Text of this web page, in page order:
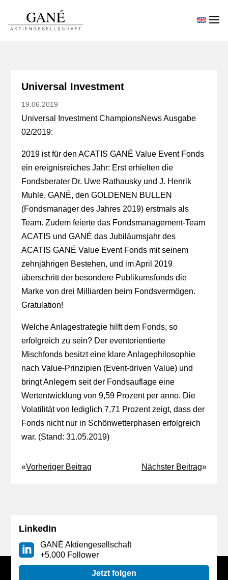
Universal Investment
19.06.2019
Universal Investment ChampionsNews Ausgabe
02/2019:
2019 ist für den ACATIS GANÉ Value Event Fonds
ein ereignisreiches Jahr: Erst erhielten die
Fondsberater Dr. Uwe Rathausky und J. Henrik
Muhle, GANÉ, den GOLDENEN BULLEN
(Fondsmanager des Jahres 2019) erstmals als
Team. Zudem feierte das Fondsmanagement-Team
ACATIS und GANÉ das Jubiläumsjahr des
ACATIS GANÉ Value Event Fonds mit seinem
zehnjährigen Bestehen, und im April 2019
überschritt der besondere Publikumsfonds die
Marke von drei Milliarden beim Fondsvermögen.
Gratulation!
Welche Anlagestrategie hilft dem Fonds, so
erfolgreich zu sein? Der eventorientierte
Mischfonds besitzt eine klare Anlagephilosophie
nach Value-Prinzipien (Event-driven Value) und
bringt Anlegern seit der Fondsauflage eine
Wertentwicklung von 9,59 Prozent per anno. Die
Volatilität von lediglich 7,71 Prozent zeigt, dass der
Fonds nicht nur in Schönwetterphasen erfolgreich
war. (Stand: 31.05.2019)
«Vorheriger Beitrag Nächster Beitrag»
LinkedIn
GANÉ Aktiengesellschaft
+5.000 Follower
Jetzt folgen